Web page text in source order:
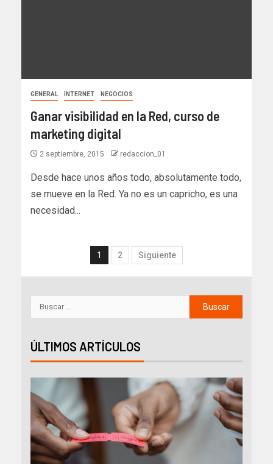
GENERAL INTERNET NEGOCIOS
Ganar visibilidad en la Red, curso de
marketing digital
2 septiembre, 2015 redaccion_01
Desde hace unos años todo, absolutamente todo,
se mueve en la Red. Ya no es un capricho, es una
necesidad...
1 2 Siguiente
ÚLTIMOS ARTÍCULOS